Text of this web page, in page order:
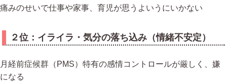
痛みのせいで仕事や家事、育児が思うよいうにいかない
２位：イライラ・気分の落ち込み（情緒不安定）
月経前症候群（PMS）特有の感情コントロールが厳しく、嫌
になる